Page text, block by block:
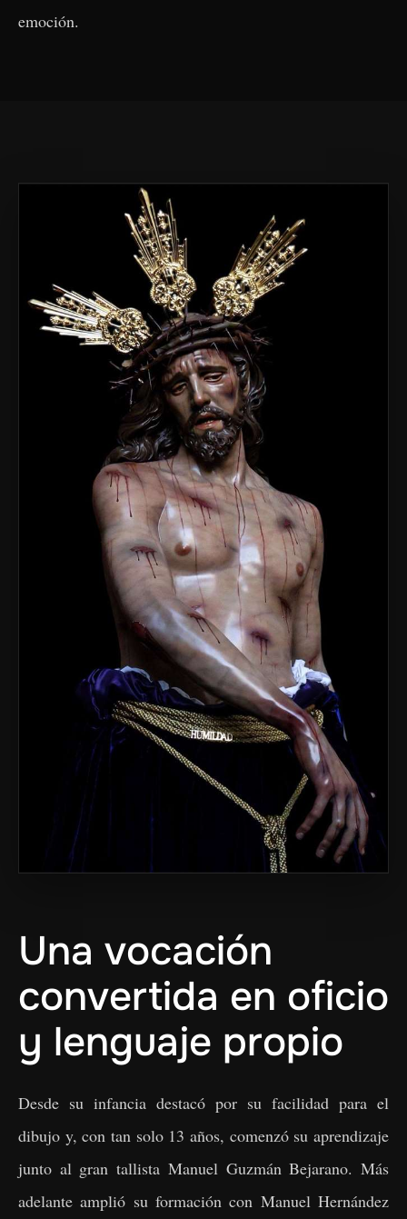
emoción.
Una vocación
convertida en oficio
y lenguaje propio
Desde su infancia destacó por su facilidad para el
dibujo y, con tan solo 13 años, comenzó su aprendizaje
junto al gran tallista Manuel Guzmán Bejarano. Más
adelante amplió su formación con Manuel Hernández